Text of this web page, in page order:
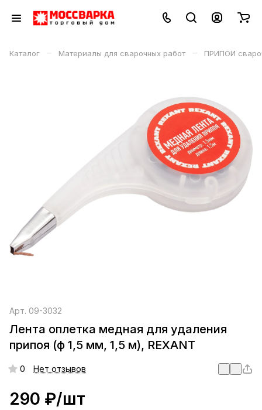
Каталог – Материалы для сварочных работ – ПРИПОИ
Арт. 09-3032
Лента оплетка медная для удаления
припоя (ф 1,5 мм, 1,5 м), REXANT
0 Нет отзывов
290 ₽/шт